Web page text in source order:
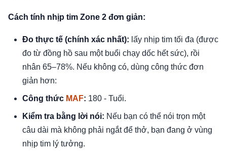
Cách tính nhịp tim Zone 2 đơn giản:
Đo thực tế (chính xác nhất): lấy nhịp tim tối đa (được
đo từ đồng hồ sau một buổi chạy dốc hết sức), rồi
nhân 65–78%. Nếu không có, dùng công thức đơn
giản hơn:
Công thức MAF: 180 - Tuổi.
Kiểm tra bằng lời nói: Nếu bạn có thể nói trọn một
câu dài mà không phải ngắt để thở, bạn đang ở vùng
nhịp tim lý tưởng.